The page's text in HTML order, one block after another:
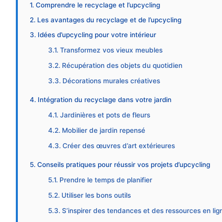
Comprendre le recyclage et l’upcycling
Les avantages du recyclage et de l’upcycling
Idées d’upcycling pour votre intérieur
Transformez vos vieux meubles
Récupération des objets du quotidien
Décorations murales créatives
Intégration du recyclage dans votre jardin
Jardinières et pots de fleurs
Mobilier de jardin repensé
Créer des œuvres d’art extérieures
Conseils pratiques pour réussir vos projets d’upcycling
Prendre le temps de planifier
Utiliser les bons outils
S’inspirer des tendances et des ressources en